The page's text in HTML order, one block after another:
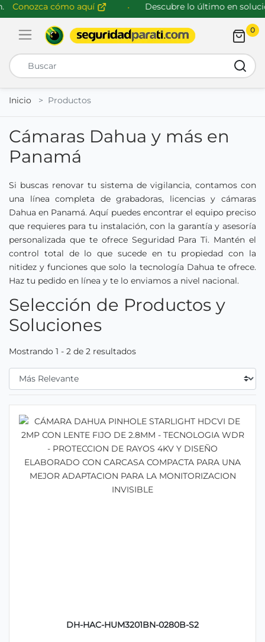
Conozca cómo aquí Descubre lo último en
Abrir menú de navegación
0
Inicio
Productos
Cámaras Dahua y más en
Panamá
Si buscas renovar tu sistema de vigilancia, contamos con
una línea completa de grabadoras, licencias y cámaras
Dahua en Panamá. Aquí puedes encontrar el equipo preciso
que requieres para tu instalación, con la garantía y asesoría
personalizada que te ofrece Seguridad Para Ti. Mantén el
control total de lo que sucede en tu propiedad con la
nitidez y funciones que solo la tecnología Dahua te ofrece.
Haz tu pedido en línea y te lo enviamos a nivel nacional.
Selección de Productos y
Soluciones
Mostrando 1 - 2 de 2 resultados
Filtrar Por
DH-HAC-HUM3201BN-0280B-S2